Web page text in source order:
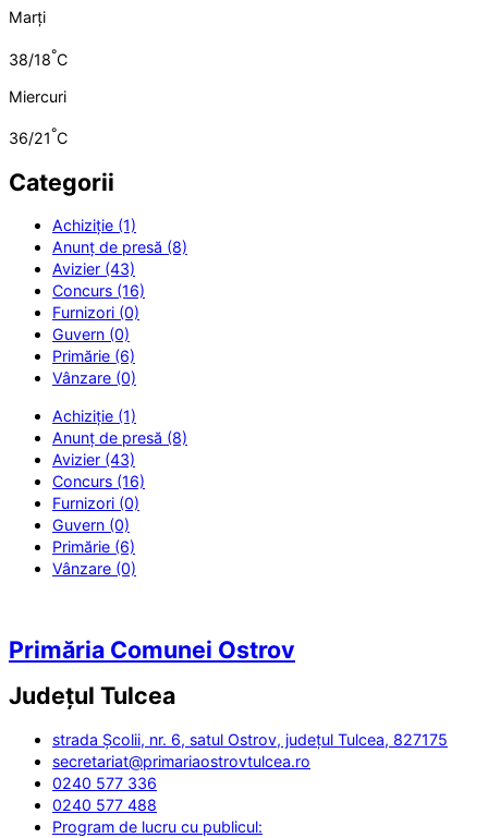
Marți
38/18°C
Miercuri
36/21°C
Categorii
Achiziție (1)
Anunț de presă (8)
Avizier (43)
Concurs (16)
Furnizori (0)
Guvern (0)
Primărie (6)
Vânzare (0)
Achiziție (1)
Anunț de presă (8)
Avizier (43)
Concurs (16)
Furnizori (0)
Guvern (0)
Primărie (6)
Vânzare (0)
Primăria Comunei Ostrov
Județul Tulcea
strada Școlii, nr. 6, satul Ostrov, județul Tulcea, 827175
secretariat@primariaostrovtulcea.ro
0240 577 336
0240 577 488
Program de lucru cu publicul: